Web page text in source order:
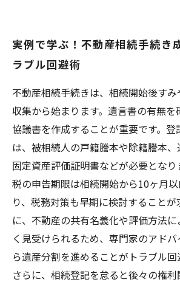
実例で学ぶ！不動産相続手続き
ラブル回避術
不動産相続手続きは、相続開始後す
収集から始まります。遺言書の有無を
協議書を作成することが重要です。登
は、被相続人の戸籍謄本や除籍謄本、
固定資産評価証明書などが必要とな
税の申告期限は相続開始から10ヶ月
り、税務対策も早期に検討すること
に、不動産の共有名義化や評価方法
く見受けられるため、専門家のアド
ら遺産分割を進めることがトラブル回
さらに、相続登記を怠ると後々の権